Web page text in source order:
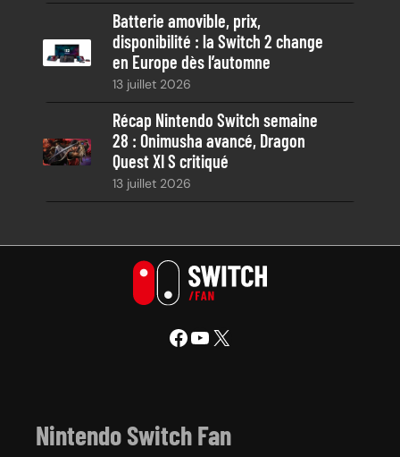
Batterie amovible, prix,
disponibilité : la Switch 2 change
en Europe dès l’automne
13 juillet 2026
Récap Nintendo Switch semaine
28 : Onimusha avancé, Dragon
Quest XI S critiqué
13 juillet 2026
Facebook YouTube X
Nintendo Switch Fan